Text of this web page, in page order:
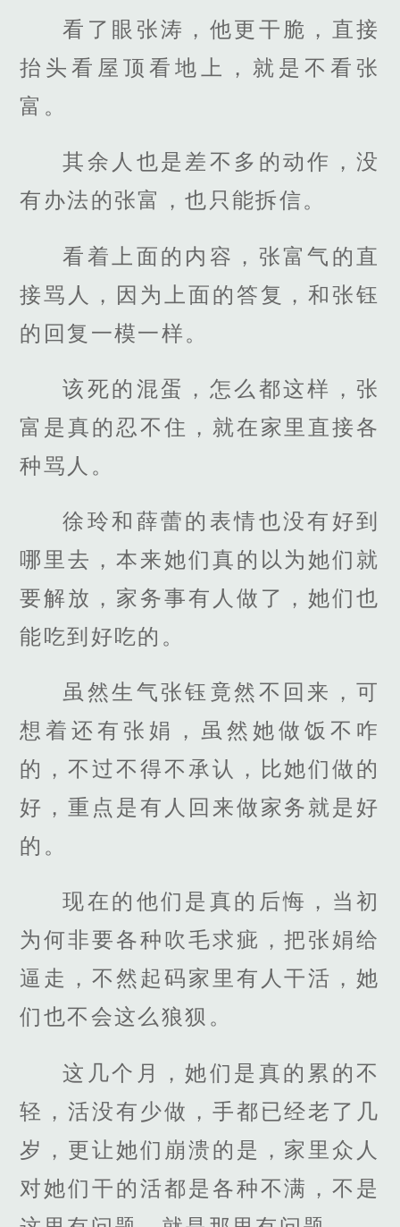
看了眼张涛，他更干脆，直接
抬头看屋顶看地上，就是不看张
富。
其余人也是差不多的动作，没
有办法的张富，也只能拆信。
看着上面的内容，张富气的直
接骂人，因为上面的答复，和张钰
的回复一模一样。
该死的混蛋，怎么都这样，张
富是真的忍不住，就在家里直接各
种骂人。
徐玲和薛蕾的表情也没有好到
哪里去，本来她们真的以为她们就
要解放，家务事有人做了，她们也
能吃到好吃的。
虽然生气张钰竟然不回来，可
想着还有张娟，虽然她做饭不咋
的，不过不得不承认，比她们做的
好，重点是有人回来做家务就是好
的。
现在的他们是真的后悔，当初
为何非要各种吹毛求疵，把张娟给
逼走，不然起码家里有人干活，她
们也不会这么狼狈。
这几个月，她们是真的累的不
轻，活没有少做，手都已经老了几
岁，更让她们崩溃的是，家里众人
对她们干的活都是各种不满，不是